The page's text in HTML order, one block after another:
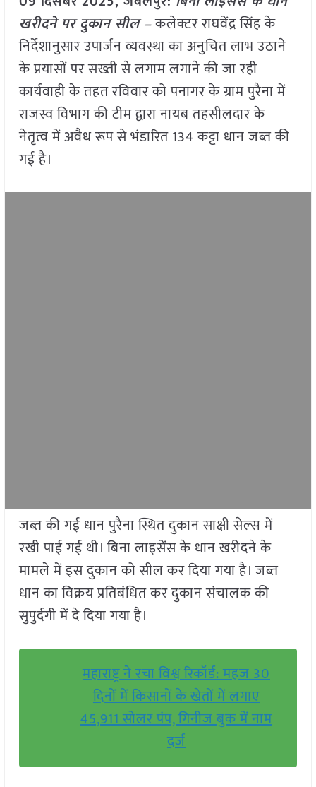
खरीदने पर दुकान सील –कलेक्टर राघवेंद्र सिंह के
निर्देशानुसार उपार्जन व्यवस्था का अनुचित लाभ उठाने
के प्रयासों पर सख्ती से लगाम लगाने की जा रही
कार्यवाही के तहत रविवार को पनागर के ग्राम पुरैना में
राजस्व विभाग की टीम द्वारा नायब तहसीलदार के
नेतृत्व में अवैध रूप से भंडारित 134 कट्टा धान जब्त की
गई है।
जब्त की गई धान पुरैना स्थित दुकान साक्षी सेल्स में
रखी पाई गई थी। बिना लाइसेंस के धान खरीदने के
मामले में इस दुकान को सील कर दिया गया है। जब्त
धान का विक्रय प्रतिबंधित कर दुकान संचालक की
सुपुर्दगी में दे दिया गया है।
महाराष्ट्र ने रचा विश्व रिकॉर्ड: महज 30
दिनों में किसानों के खेतों में लगाए
45,911 सोलर पंप, गिनीज बुक में नाम
दर्ज